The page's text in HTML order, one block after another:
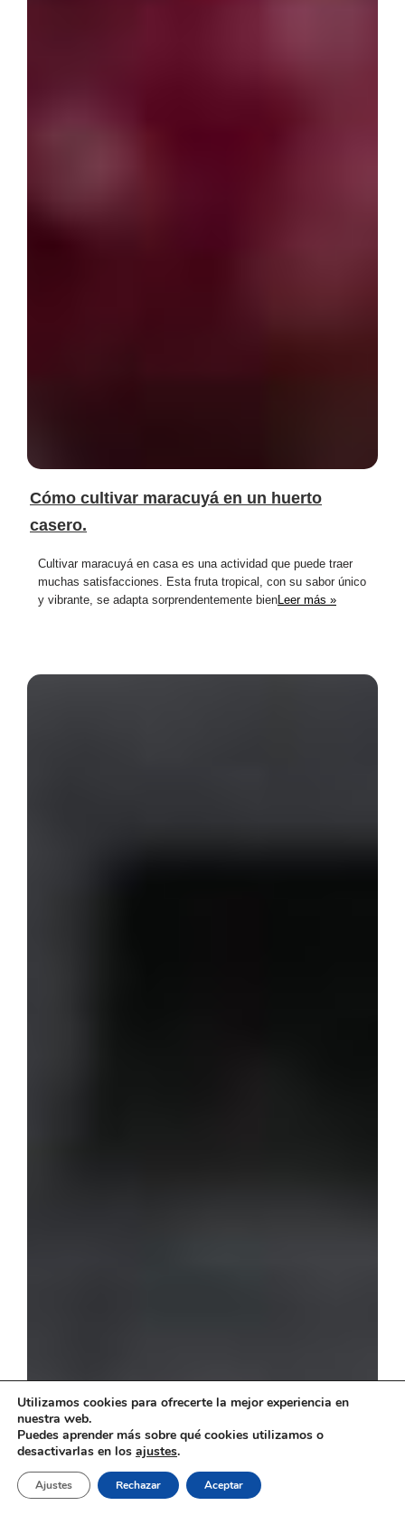
Cómo cultivar maracuyá en un huerto
casero.
Cultivar maracuyá en casa es una actividad que puede traer
muchas satisfacciones. Esta fruta tropical, con su sabor único
y vibrante, se adapta sorprendentemente bienLeer más »
Utilizamos cookies para ofrecerte la mejor experiencia en
nuestra web.
Puedes aprender más sobre qué cookies utilizamos o
desactivarlas en los ajustes.
Aceptar
Rechazar
Ajustes